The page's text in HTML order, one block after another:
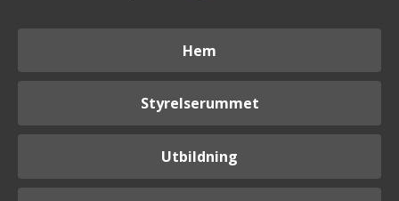
Hem
Styrelserummet
Utbildning